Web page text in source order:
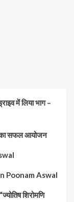
में लिया भाग –
का सफल आयोजन
Poonam Aswal
शिरोमणि